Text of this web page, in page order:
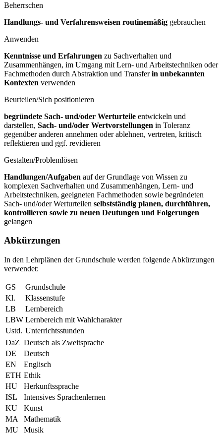
Beherrschen
Handlungs- und Verfahrensweisen routinemäßig gebrauchen
Anwenden
Kenntnisse und Erfahrungen zu Sachverhalten und
Zusammenhängen, im Umgang mit Lern- und Arbeitstechniken oder
Fachmethoden durch Abstraktion und Transferin unbekannten
Kontexten verwenden
Beurteilen/Sich positionieren
begründete Sach- und/oder Werturteile entwickeln und
darstellen, Sach- und/oder Wertvorstellungen in Toleranz
gegenüber anderen annehmen oder ablehnen, vertreten, kritisch
reflektieren und ggf. revidieren
Gestalten/Problemlösen
Handlungen/Aufgaben auf der Grundlage von Wissen zu
komplexen Sachverhalten und Zusammenhängen, Lern- und
Arbeitstechniken, geeigneten Fachmethoden sowie begründeten
Sach- und/oder Werturteilen selbstständig planen, durchführen,
kontrollieren sowie zu neuen Deutungen und Folgerungen
gelangen
Abkürzungen
In den Lehrplänen der Grundschule werden folgende Abkürzungen
verwendet:
GS
Grundschule
Kl.
Klassenstufe
LB
Lernbereich
LBW Lernbereich mit Wahlcharakter
Ustd. Unterrichtsstunden
DaZ Deutsch als Zweitsprache
DE
Deutsch
EN
Englisch
ETH Ethik
HU
Herkunftssprache
ISL
Intensives Sprachenlernen
KU
Kunst
MA
Mathematik
MU
Musik